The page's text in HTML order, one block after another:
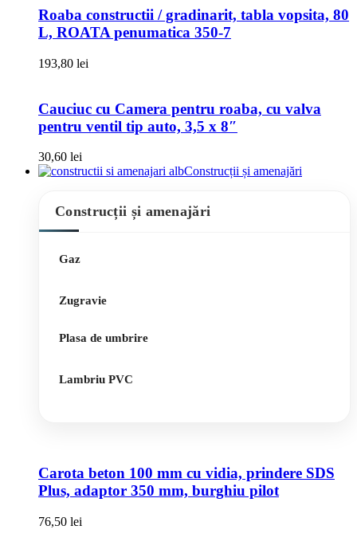
Roaba constructii / gradinarit, tabla vopsita, 80
L, ROATA penumatica 350-7
193,80 lei
Cauciuc cu Camera pentru roaba, cu valva
pentru ventil tip auto, 3,5 x 8″
30,60 lei
Construcții și amenajări
Construcții și amenajări
Gaz
Zugravie
Plasa de umbrire
Lambriu PVC
Carota beton 100 mm cu vidia, prindere SDS
Plus, adaptor 350 mm, burghiu pilot
76,50 lei